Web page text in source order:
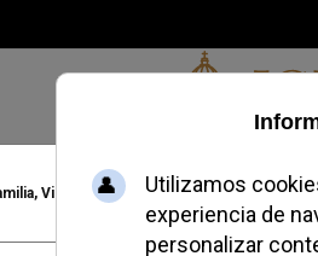
Vida, Identidad Credofobiómetro